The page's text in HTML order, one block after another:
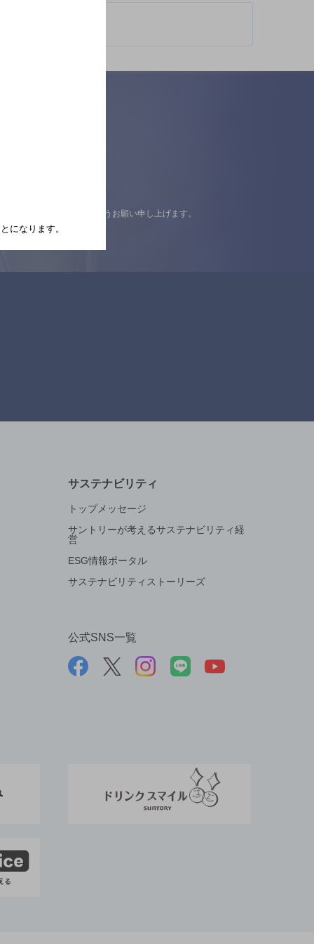
の上ご来店くださいますようお願い申し上げます。
サステナビリティ
トップメッセージ
サントリーが考えるサステナビリティ経
営
ESG情報ポータル
サステナビリティストーリーズ
公式SNS一覧
になります。